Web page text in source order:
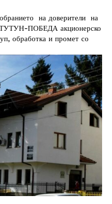
на доверители на
ПОБЕДА акционерско
обработка и промет со